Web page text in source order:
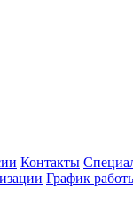
Контакты
График